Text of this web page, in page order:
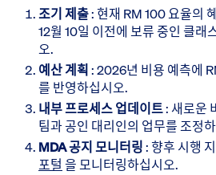
조기 제출: 현재 RM 100 요율의
12월 10일 이전에 보류 중인 클래
오.
예산 계획 : 2026년 비용 예측에
를 반영하십시오.
내부 프로세스 업데이트: 새로운
팀과 공인 대리인의 업무를 조정
MDA 공지 모니터링: 향후 시행
포털 을 모니터링하십시오.